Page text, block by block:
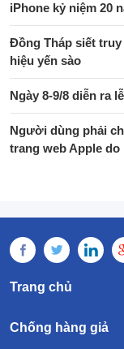
iPhone kỷ niệm 20
Đồng Tháp siết
hiệu yến sào
Ngày 8-9/8 diễn ra
Người dùng phải
trang web Apple
Trang chủ
Chống hàng giả